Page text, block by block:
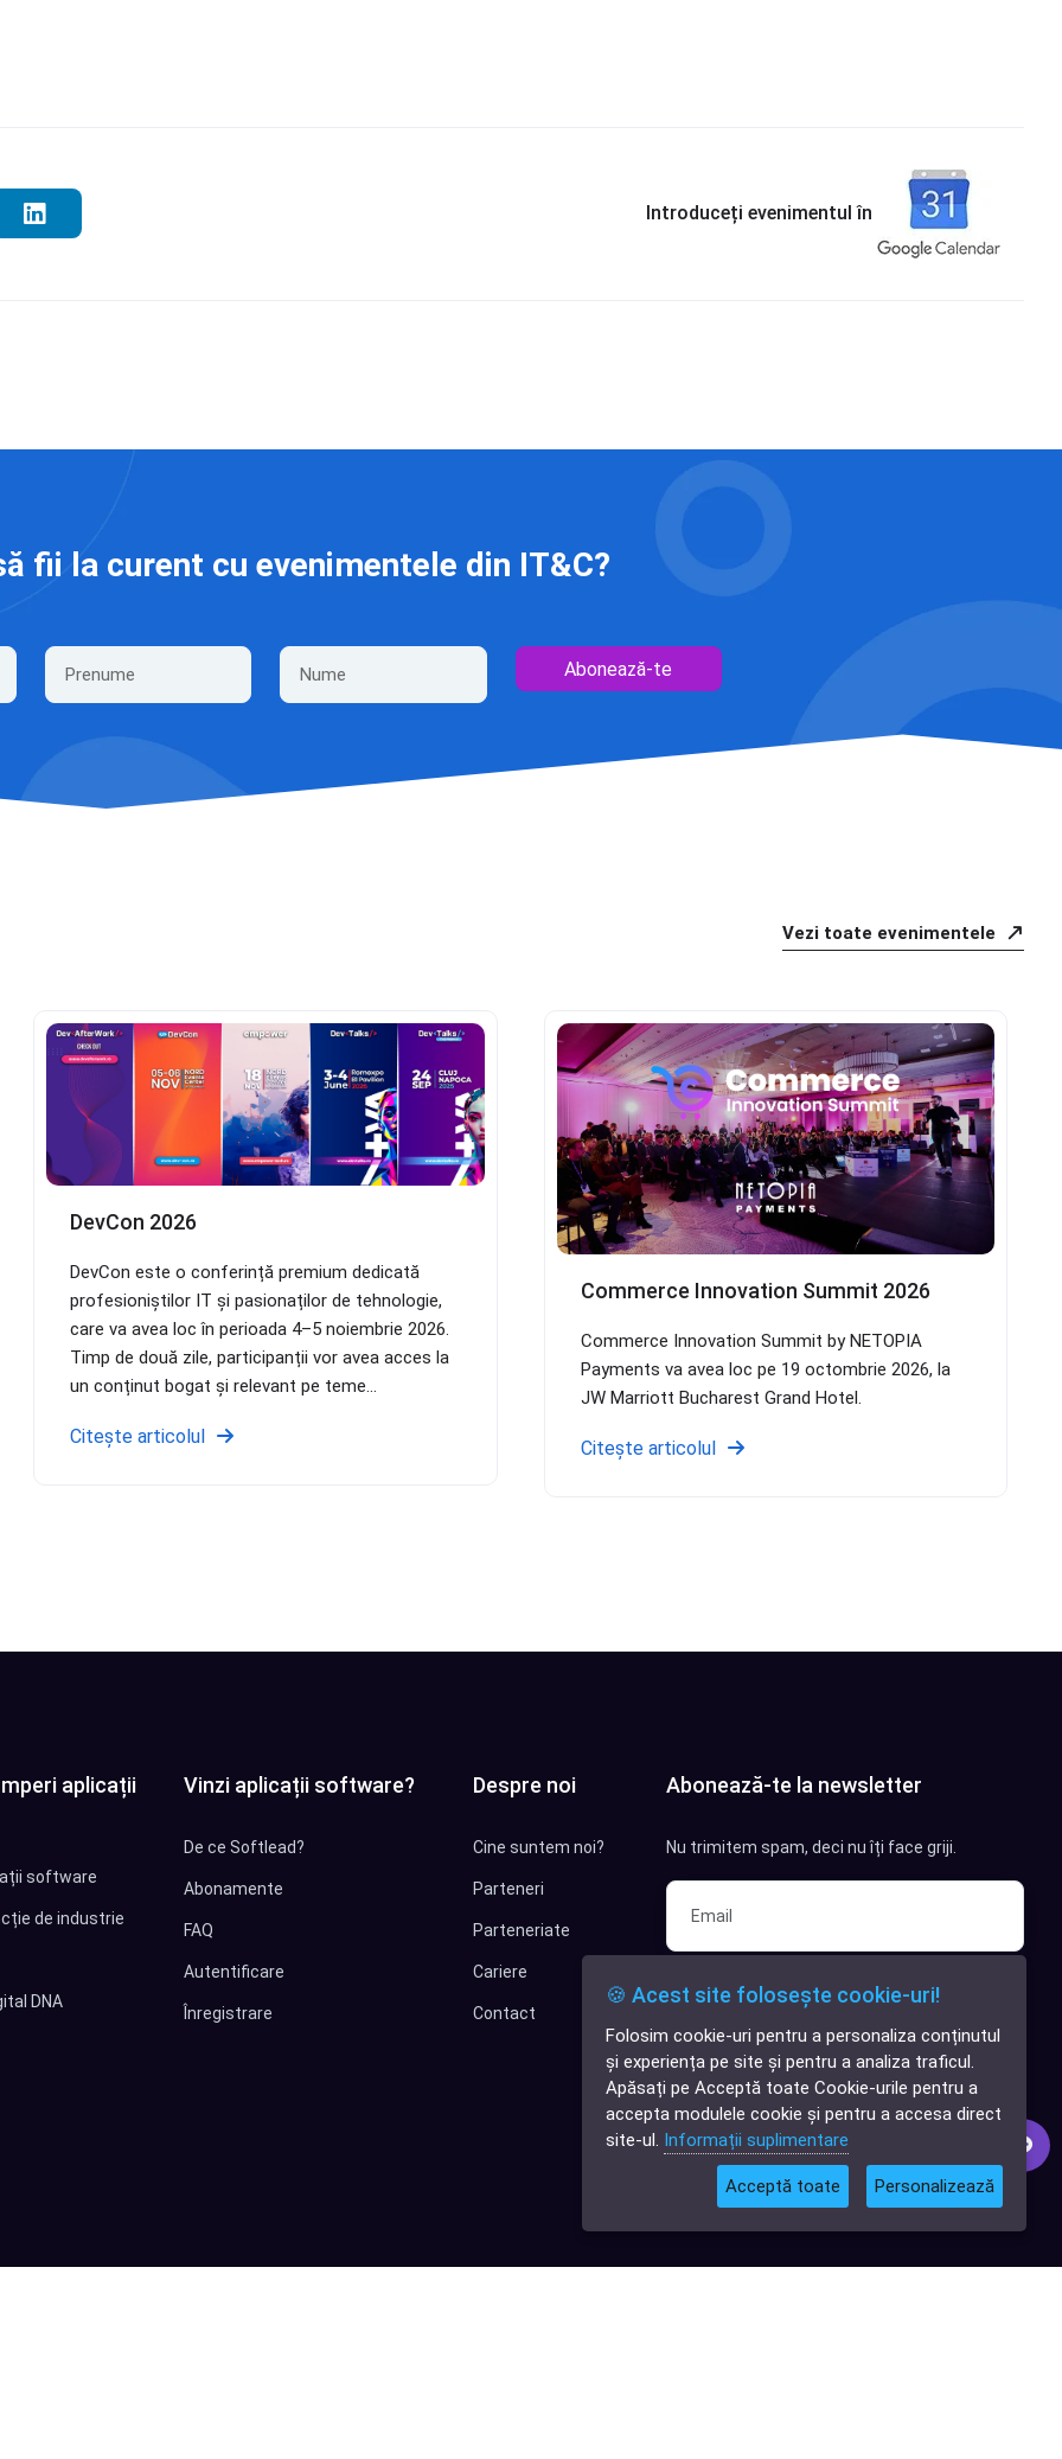
✕
Cauți o aplicație
software?
Introduceți evenimentul în
fii la curent cu evenimentele din IT&C?
Abonează-te
Vezi toate evenimentele
DevCon 2026
DevCon este o conferință premium dedicată
profesioniștilor IT și pasionaților de tehnologie,
care va avea loc în perioada 4–5 noiembrie 2026.
Timp de două zile, participanții vor avea acces la
un conținut bogat și relevant pe teme...
Citește articolul
Commerce Innovation Summit 2026
Commerce Innovation Summit by NETOPIA
Payments va avea loc pe 19 octombrie 2026, la
JW Marriott Bucharest Grand Hotel.
Citește articolul
aplicații
software
de industrie
DNA
Vinzi aplicații software?
De ce Softlead?
Abonamente
FAQ
Autentificare
Înregistrare
Despre noi
Cine suntem noi?
Parteneri
Parteneriate
Cariere
Contact
Abonează-te la newsletter
Nu trimitem spam, deci nu îți face griji.
Sunt interesat de clienți pentru
compania mea IT
Sunt interesat de achiziții software
Abonează-te
🍪 Acest site folosește cookie-uri!
Folosim cookie-uri pentru a personaliza conținutul
și experiența pe site și pentru a analiza traficul.
Apăsați pe Acceptă toate Cookie-urile pentru a
accepta modulele cookie și pentru a accesa direct
site-ul. Informații suplimentare
Acceptă toate Personalizează